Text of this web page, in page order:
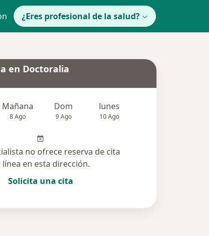
¿Eres profesional de la salud?
en Doctoralia
Mañana
8 Ago
Dom
9 Ago
lunes
10 Ago
no ofrece reserva de cita
línea en esta dirección.
Solicita una cita